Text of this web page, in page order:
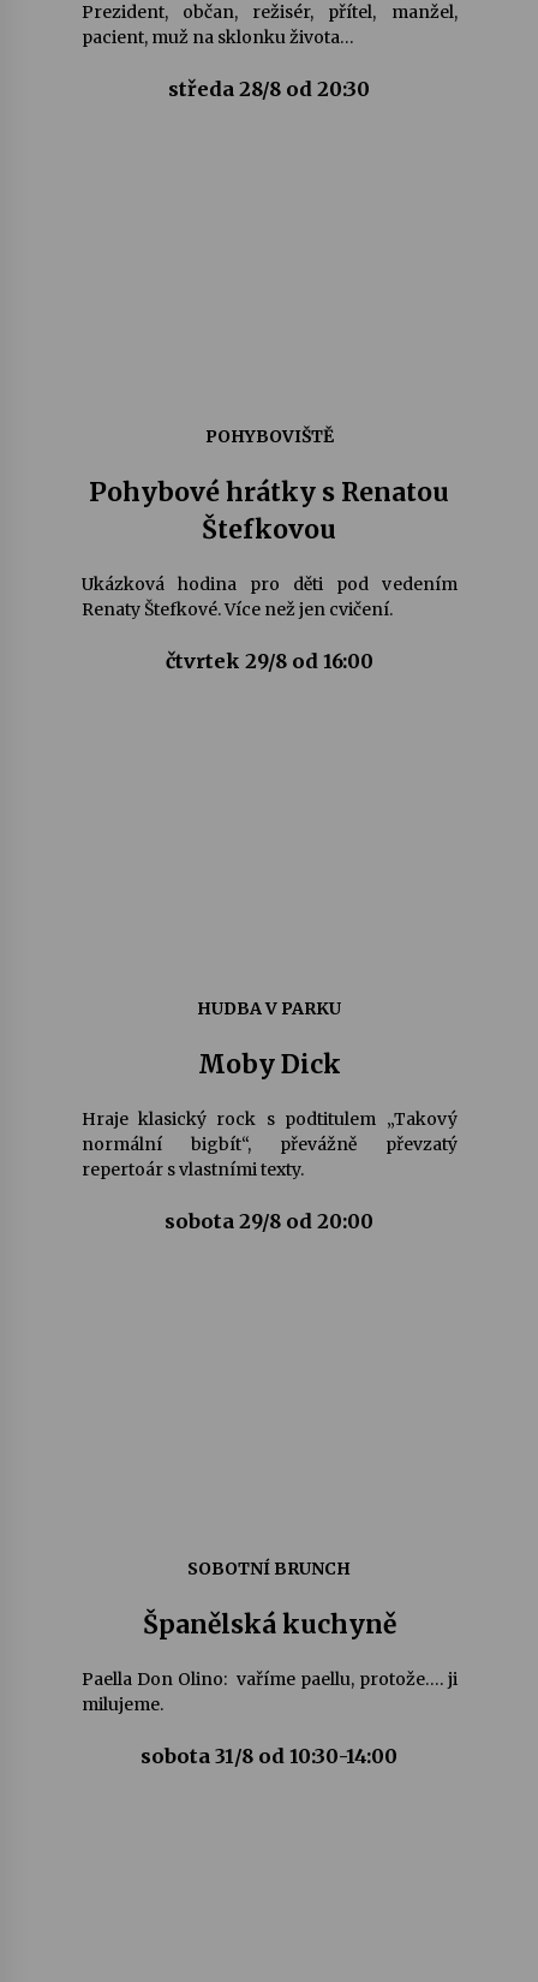
Prezident, občan, režisér, přítel, manžel,
pacient, muž na sklonku života…
středa 28/8 od 20:30
POHYBOVIŠTĚ
Pohybové hrátky s Renatou
Štefkovou
Ukázková hodina pro děti pod vedením
Renaty Štefkové. Více než jen cvičení.
čtvrtek 29/8 od 16:00
HUDBA V PARKU
Moby Dick
Hraje klasický rock s podtitulem „Takový
normální bigbít“, převážně převzatý
repertoár s vlastními texty.
sobota 29/8 od 20:00
SOBOTNÍ BRUNCH
Španělská kuchyně
Paella Don Olino: vaříme paellu, protože…. ji
milujeme.
sobota 31/8 od 10:30-14:00